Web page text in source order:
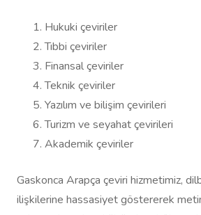
Hukuki çeviriler
Tıbbi çeviriler
Finansal çeviriler
Teknik çeviriler
Yazılım ve bilişim çevirileri
Turizm ve seyahat çevirileri
Akademik çeviriler
Gaskonca Arapça çeviri hizmetimiz,
ilişkilerine hassasiyet göstererek